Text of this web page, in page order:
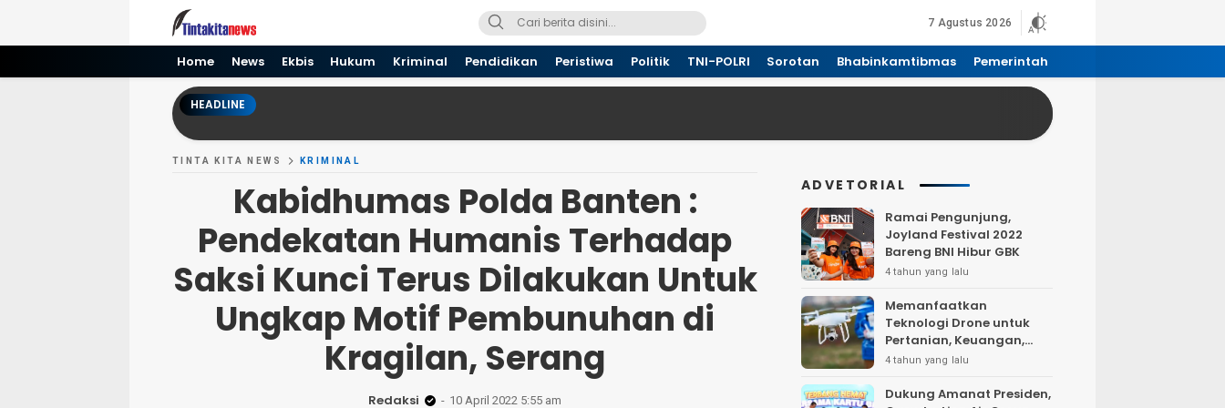
Tinta kita News
Informasi Terkini
7 Agustus 2026
Home News Ekbis Hukum Kriminal Pendidikan Peristiwa Politik TNI-POLRI Sorotan Bhabinkamtibmas Pemerintah
HEADLINE
TINTA KITA NEWS KRIMINAL
Kabidhumas Polda Banten :
Pendekatan Humanis Terhadap
Saksi Kunci Terus Dilakukan Untuk
Ungkap Motif Pembunuhan di
Kragilan, Serang
Redaksi 10 April 2022 5:55 am
ADVETORIAL
Ramai Pengunjung,
Joyland Festival 2022
Bareng BNI Hibur GBK
4 tahun yang lalu
Memanfaatkan
Teknologi Drone untuk
Pertanian, Keuangan,
Pertambangan, Real
Telekomunikasi.
4 tahun yang lalu
Dukung Amanat Presiden,